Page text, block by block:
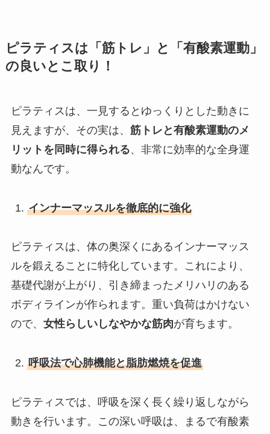
ピラティスは 「筋トレ」と「有酸素運動」
の良いとこ取り！
ピラティスは、一見するとゆっくりとした動きに
見えますが、その実は、 筋トレと有酸素運動のメ
リットを同時に得られる、非常に効率的な全身運
動なんです。
インナーマッスルを徹底的に強化
ピラティスは、体の奥深くにあるインナーマッス
ルを鍛えることに特化しています。これにより、
基礎代謝が上がり、引き締まったメリハリのある
ボディラインが作られます。重い負荷はかけない
ので、 女性らしいしなやかな筋肉が育ちます。
呼吸法で心肺機能と脂肪燃焼を促進
ピラティスでは、呼吸を深く長く繰り返しながら
動きを行います。この深い呼吸は、まるで有酸素